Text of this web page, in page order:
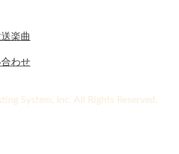
楽曲
わせ
System, Inc. All Rights Reserved.